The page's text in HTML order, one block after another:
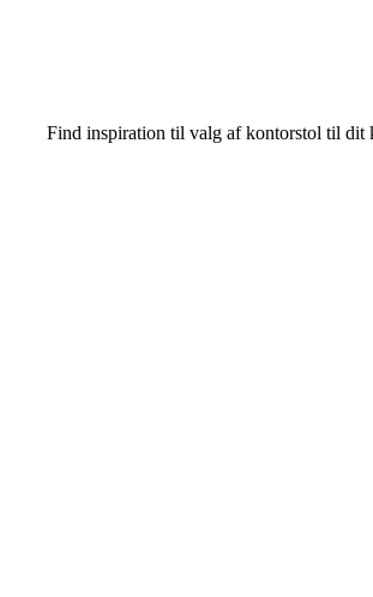
Find inspiration til valg af kontorstol til dit